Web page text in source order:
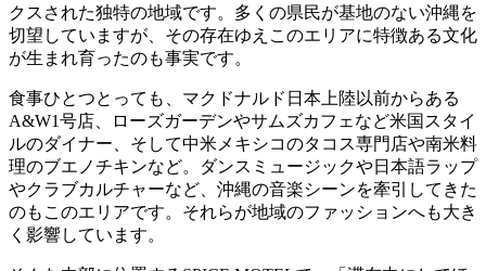
クスされた独特の地域です。多くの県民が基地のない沖縄を
切望していますが、その存在ゆえこのエリアに特徴ある文化
が生まれ育ったのも事実です。
食事ひとつとっても、マクドナルド日本上陸以前からある
A&W1号店、ローズガーデンやサムズカフェなど米国スタイ
ルのダイナー、そして中米メキシコのタコス専門店や南米料
理のブエノチキンなど。ダンスミュージックや日本語ラップ
やクラブカルチャーなど、沖縄の音楽シーンを牽引してきた
のもこのエリアです。それらが地域のファッションへも大き
く影響しています。